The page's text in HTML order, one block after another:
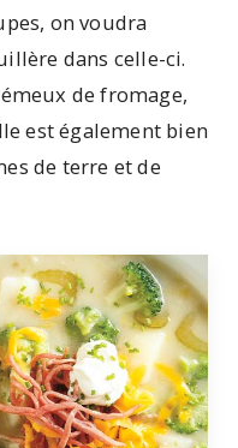
on voudra
dans celle-ci.
de fromage,
est également bien
de terre et de